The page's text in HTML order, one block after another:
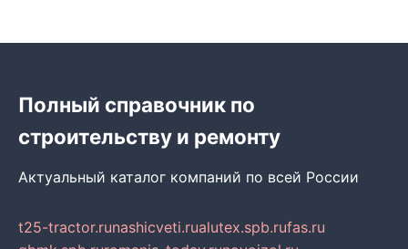
Полный справочник по
строительству и ремонту
Актуальный каталог компаний по всей России
t25-tractor.runashicveti.rualutex.spb.rufas.ru